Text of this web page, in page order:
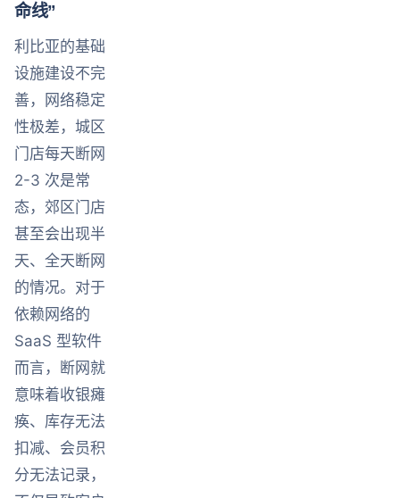
命线”
利比亚的基础
设施建设不完
善，网络稳定
性极差，城区
门店每天断网
2-3 次是常
态，郊区门店
甚至会出现半
天、全天断网
的情况。对于
依赖网络的
SaaS 型软件
而言，断网就
意味着收银瘫
痪、库存无法
扣减、会员积
分无法记录，